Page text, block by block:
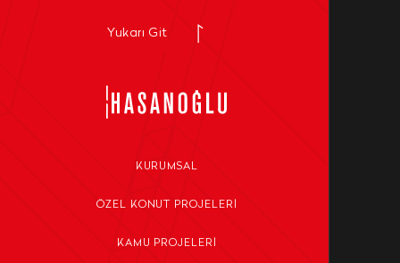
KURUMSAL
ÖZEL KONUT PROJELERI
KAMU PROJELERI
Yukarı Git